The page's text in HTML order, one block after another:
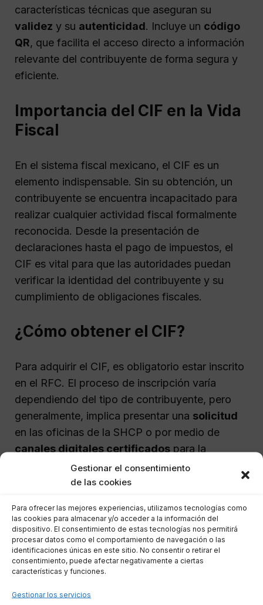
Gestionar el consentimiento
de las cookies
Para ofrecer las mejores experiencias, utilizamos tecnologías como
las cookies para almacenar y/o acceder a la información del
dispositivo. El consentimiento de estas tecnologías nos permitirá
procesar datos como el comportamiento de navegación o las
identificaciones únicas en este sitio. No consentir o retirar el
consentimiento, puede afectar negativamente a ciertas
características y funciones.
Gestionar los servicios
características técnicas que aseguran su
validez y su autenticidad. Incluye un código
QR, que facilita el acceso directo a información
relevante del contribuyente de forma segura y
eficiente.
Importancia del CIF en la Vida
Fiscal
En el sistema fiscal mexicano, el CIF es un
elemento indispensable. Sin su obtención, un
contribuyente se encuentra incapacitado para
realizar cualquier actividad fiscal formalmente
reconocida. Desde la presentación de
declaraciones hasta el pago de impuestos, el
CIF es vital para que las autoridades puedan
verificar la identidad del contribuyente y su
cumplimiento de obligaciones fiscales.
¿Cómo obtener el CIF?
Para adquirir el CIF, es obligatorio estar inscrito
en el RFC. El proceso de inscripción varía
dependiendo del tipo de contribuyente, pero
generalmente, implica presentar una solicitud
en las oficinas de la SHCP o por medio de
canales digitales certificadospara la
tramitación de documentos fiscales.
AsesoraTech puede ofrecer orientación durante
sean completadas eficazmente.
Normativa Legal Relacionada
con el CIF